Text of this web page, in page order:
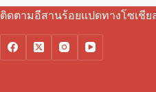
ติดตามอีสานร้อยแปดทางโซเชีย